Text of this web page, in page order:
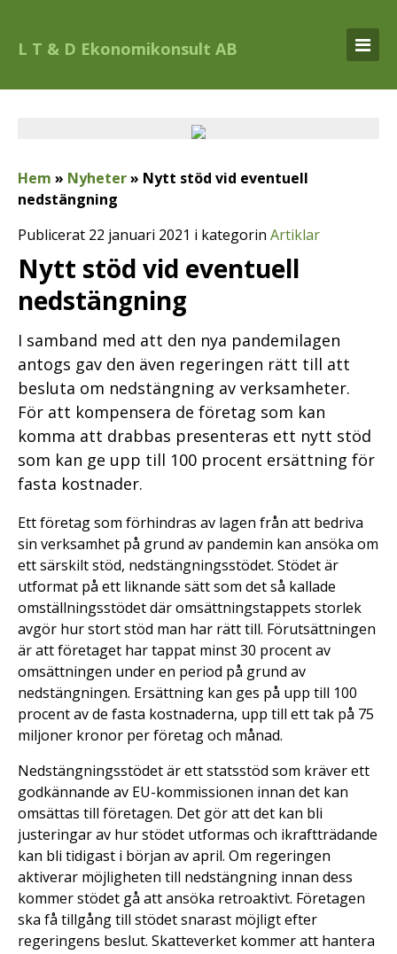
L T & D Ekonomikonsult AB
Hem » Nyheter» Nytt stöd vid eventuell
nedstängning
Publicerat 22 januari 2021 i kategorin Artiklar
Nytt stöd vid eventuell
nedstängning
I samband med att den nya pandemilagen
antogs gav den även regeringen rätt till att
besluta om nedstängning av verksamheter.
För att kompensera de företag som kan
komma att drabbas presenteras ett nytt stöd
som kan ge upp till 100 procent ersättning för
fasta kostnader.
Ett företag som förhindras av lagen från att bedriva
sin verksamhet på grund av pandemin kan ansöka om
ett särskilt stöd, nedstängningsstödet. Stödet är
utformat på ett liknande sätt som det så kallade
omställningsstödet där omsättningstappets storlek
avgör hur stort stöd man har rätt till. Förutsättningen
är att företaget har tappat minst 30 procent av
omsättningen under en period på grund av
nedstängningen. Ersättning kan ges på upp till 100
procent av de fasta kostnaderna, upp till ett tak på 75
miljoner kronor per företag och månad.
Nedstängningsstödet är ett statsstöd som kräver ett
godkännande av EU-kommissionen innan det kan
omsättas till företagen. Det gör att det kan bli
justeringar av hur stödet utformas och ikraftträdande
kan bli tidigast i början av april. Om regeringen
aktiverar möjligheten till nedstängning innan dess
kommer stödet gå att ansöka retroaktivt. Företagen
ska få tillgång till stödet snarast möjligt efter
regeringens beslut. Skatteverket kommer att hantera